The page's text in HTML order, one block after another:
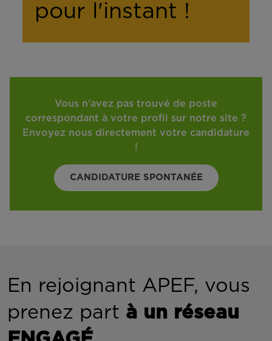
pour l'instant !
Vous n'avez pas trouvé de poste
correspondant à votre profil sur notre site ?
Envoyez nous directement votre candidature
!
CANDIDATURE SPONTANÉE
En rejoignant APEF, vous
prenez part à un réseau